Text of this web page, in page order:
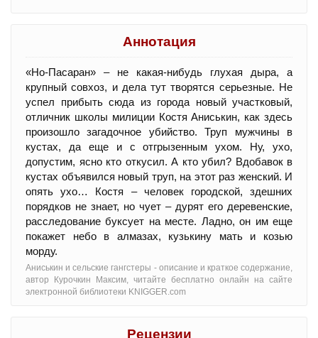
Аннотация
«Но-Пасаран» – не какая-нибудь глухая дыра, а
крупный совхоз, и дела тут творятся серьезные. Не
успел прибыть сюда из города новый участковый,
отличник школы милиции Костя Аниськин, как здесь
произошло загадочное убийство. Труп мужчины в
кустах, да еще и с отгрызенным ухом. Ну, ухо,
допустим, ясно кто откусил. А кто убил? Вдобавок в
кустах объявился новый труп, на этот раз женский. И
опять ухо… Костя – человек городской, здешних
порядков не знает, но чует – дурят его деревенские,
расследование буксует на месте. Ладно, он им еще
покажет небо в алмазах, кузькину мать и козью
морду.
Аниськин и сельские гангстеры - oписание и краткое содержание,
автор Курочкин Максим, читайте бесплатно онлайн на сайте
электронной библиотеки KNIGGER.com
Рецензии